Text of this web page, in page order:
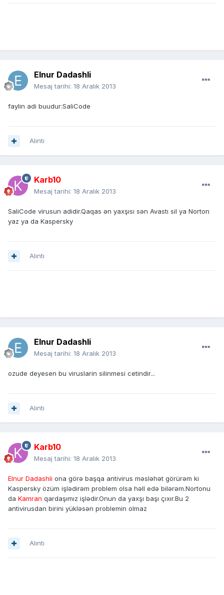
Elnur Dadashli
Mesaj tarihi: 18 Aralık 2013
faylin adi buudur:SaliCode
Alıntı
Karb10
Mesaj tarihi: 18 Aralık 2013
SaliCode virusun adidir.Qaqas ən yaxşısı sən Avastı sil ya Norton
yaz ya da Kaspersky
Alıntı
Elnur Dadashli
Mesaj tarihi: 18 Aralık 2013
ozude deyesen bu viruslarin silinmesi cetindir...
Alıntı
Karb10
Mesaj tarihi: 18 Aralık 2013
Elnur Dadashli ona görə başqa antivirus məsləhət görürəm ki
Kaspersky özüm işlədirəm problem olsa həll edə bilərəm.Nortonu
da Kamran qardaşımız işlədir.Onun da yaxşı başı çıxır.Bu 2
antivirusdan birini yükləsən problemin olmaz
Alıntı